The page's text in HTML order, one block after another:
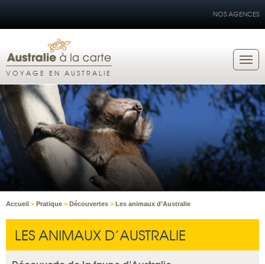
NOS AGENCES
VOYAGE EN AUSTRALIE
Accueil > Pratique > Découvertes > Les animaux d’Australie
LES ANIMAUX D’AUSTRALIE